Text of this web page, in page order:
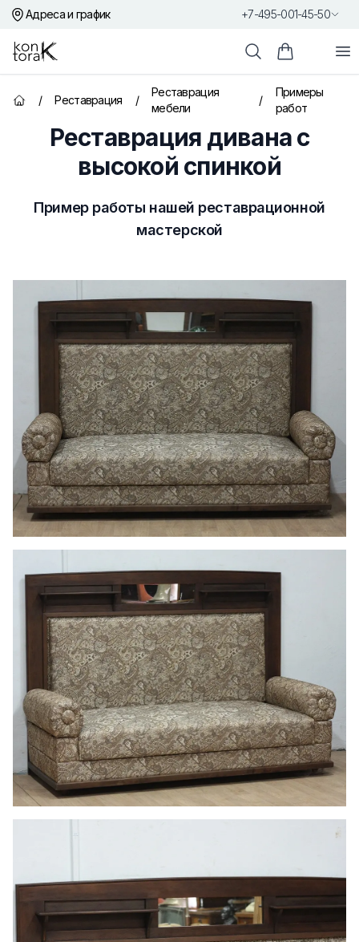
Адреса и график +7-495-001-45-50
Контора К
ПоискКорзина
Главная страница
/ Реставрация /
Реставрация
мебели
/
Примеры
работ
Реставрация дивана с
высокой спинкой
Пример работы нашей реставрационной
мастерской